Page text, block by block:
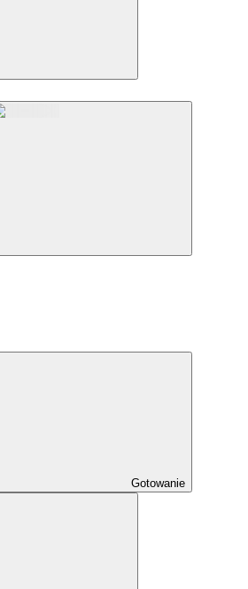
Gotowanie